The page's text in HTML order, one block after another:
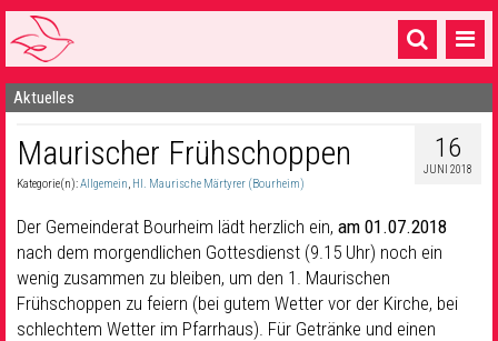
Startseite
1 Pfarrei
16 Gemeinden & mehr
Gottesdienste & Sinnsuche
Sakramente & Feste
Gemeinschaft & Soziales
Aktuelles
16
JUNI 2018
Maurischer Frühschoppen
Kategorie(n):Allgemein, Hl. Maurische Märtyrer (Bourheim)
Der Gemeinderat Bourheim lädt herzlich ein, am 01.07.2018
nach dem morgendlichen Gottesdienst (9.15 Uhr) noch ein
wenig zusammen zu bleiben, um den 1. Maurischen
Frühschoppen zu feiern (bei gutem Wetter vor der Kirche, bei
schlechtem Wetter im Pfarrhaus). Für Getränke und einen